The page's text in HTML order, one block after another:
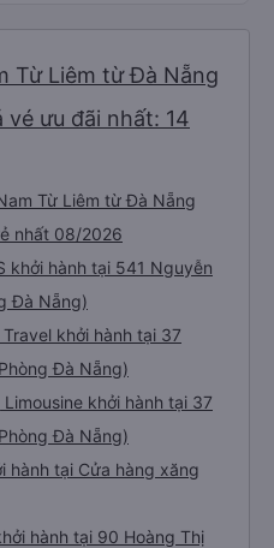
Từ Liêm từ Đà Nẵng
ưu đãi nhất: 14
Từ Liêm từ Đà Nẵng
nhất 08/2026
khởi hành tại 541 Nguyễn
Đà Nẵng)
khởi hành tại 37
Đà Nẵng)
khởi hành tại 37
Đà Nẵng)
hành tại Cửa hàng xăng
hành tại 90 Hoàng Thị